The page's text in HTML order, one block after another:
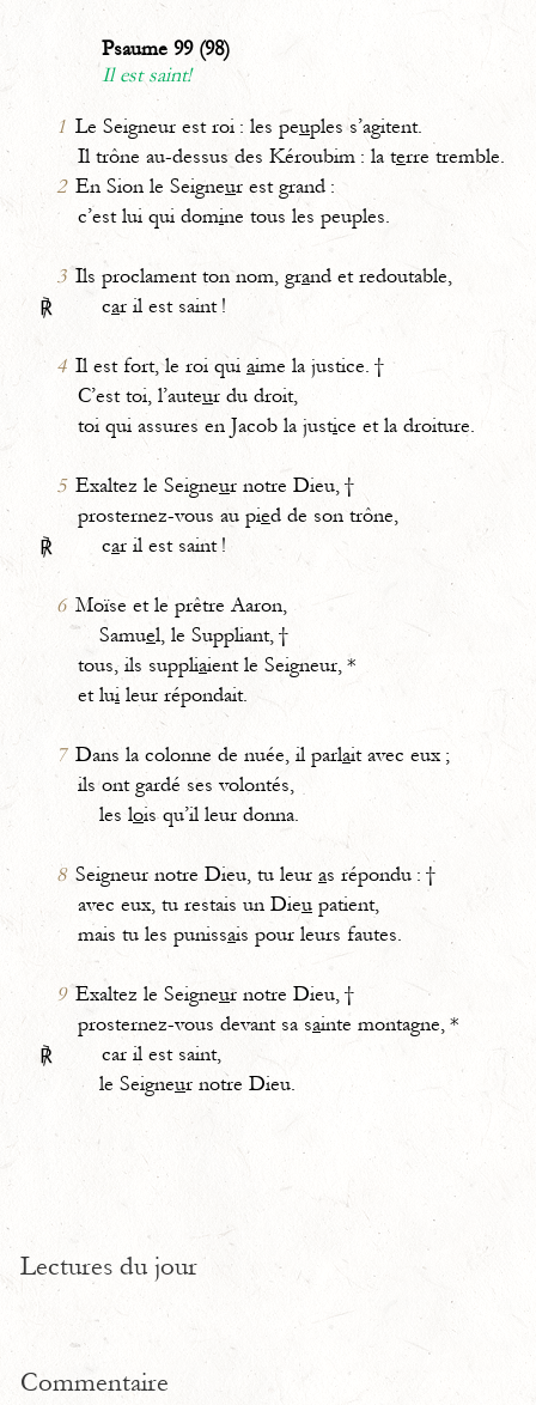
Psaume 99 (98)
Il est saint!
1 Le Seigneur est roi : les peuples s’agitent.
Il trône au-dessus des Kéroubim : la terre tremble.
2 En Sion le Seigneur est grand :
c’est lui qui domine tous les peuples.
3 Ils proclament ton nom, grand et redoutable,
℟
car il est saint !
4 Il est fort, le roi qui aime la justice. †
C’est toi, l’auteur du droit,
toi qui assures en Jacob la justice et la droiture.
5 Exaltez le Seigneur notre Dieu, †
prosternez-vous au pied de son trône,
℟
car il est saint !
6 Moïse et le prêtre Aaron,
Samuel, le Suppliant, †
tous, ils suppliaient le Seigneur, *
et lui leur répondait.
7 Dans la colonne de nuée, il parlait avec eux ;
ils ont gardé ses volontés,
les lois qu’il leur donna.
8 Seigneur notre Dieu, tu leur as répondu : †
avec eux, tu restais un Dieu patient,
mais tu les punissais pour leurs fautes.
9 Exaltez le Seigneur notre Dieu, †
prosternez-vous devant sa sainte montagne, *
℟
car il est saint,
le Seigneur notre Dieu.
Lectures du jour
Commentaire